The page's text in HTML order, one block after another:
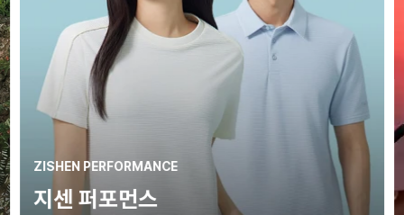
ZISHEN PERFORMANCE
지센 퍼포먼스